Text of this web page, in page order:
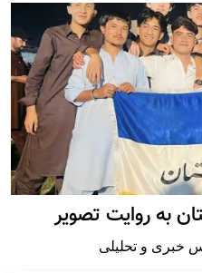
به روایت تصویر
خبری و تحلیلی